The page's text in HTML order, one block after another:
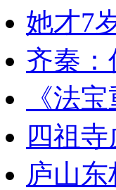
她才7
齐秦
《法
四祖
庐山